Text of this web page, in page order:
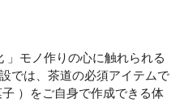
」モノ作りの心に触れられる
では、茶道の必須アイテムで
）をご自身で作成できる体